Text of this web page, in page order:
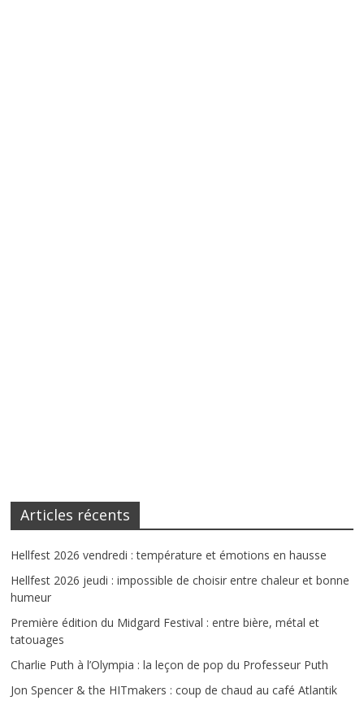
Articles récents
Hellfest 2026 vendredi : température et émotions en hausse
Hellfest 2026 jeudi : impossible de choisir entre chaleur et bonne
humeur
Première édition du Midgard Festival : entre bière, métal et
tatouages
Charlie Puth à l’Olympia : la leçon de pop du Professeur Puth
Jon Spencer & the HITmakers : coup de chaud au café Atlantik